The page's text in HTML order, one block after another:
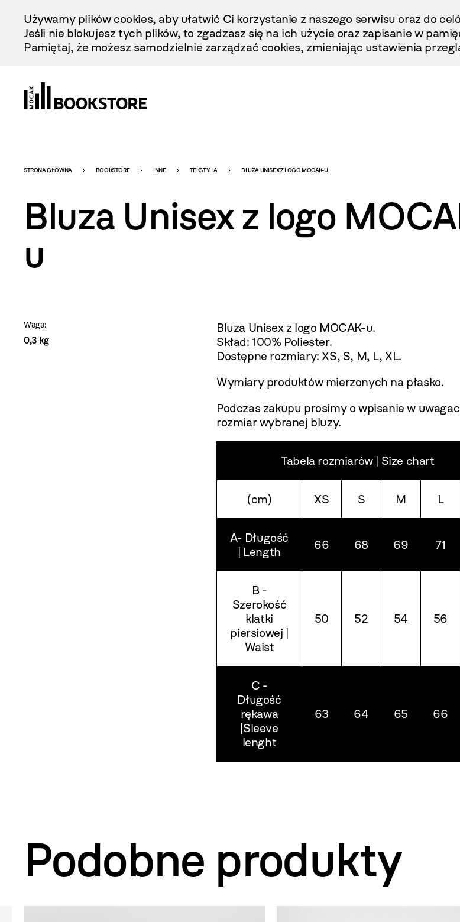
Treści
Używamy plików cookies, aby ułatwić Ci korzystanie z naszego serwisu oraz do
Jeśli nie blokujesz tych plików, to zgadzasz się na ich użycie oraz zapisanie w
Pamiętaj, że możesz samodzielnie zarządzać cookies, zmieniając ustawienia
Bookstore
-
szablon
szczegóły
STRONA GŁÓWNA BOOKSTORE INNE TEKSTYLIA BLUZA UNISEX Z LOGO MOCAK-U
Bluza Unisex z logo
u
Waga:
0,3 kg
Bluza Unisex z logo MOCAK-u.
Skład: 100% Poliester.
Dostępne rozmiary: XS, S, M, L, XL.
Wymiary produktów mierzonych na płasko.
Podczas zakupu prosimy o wpisanie w
rozmiar wybranej bluzy.
Tabela rozmiarów | Size chart
(cm) XS S M L
A- Długość
| Length
66 68 69 71
B -
Szerokość
klatki
piersiowej |
Waist
50 52 54 56
C -
Długość
rękawa
|Sleeve
lenght
63 64 65 66
Podobne produkty